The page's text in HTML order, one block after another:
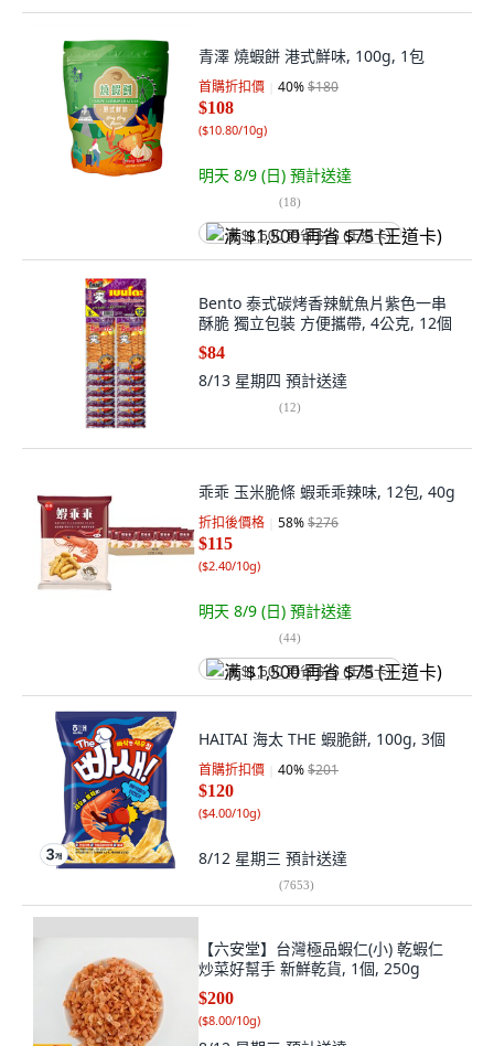
青澤 燒蝦餅 港式鮮味, 100g, 1包
首購折扣價 40%$180
$108
($10.80/10g)
明天 8/9 (日) 預計送達
(18)
满 $1,500 再省 $75 (王道卡)
Bento 泰式碳烤香辣魷魚片紫色一串
酥脆 獨立包裝 方便攜帶, 4公克, 12個
$84
8/13 星期四 預計送達
(12)
乖乖 玉米脆條 蝦乖乖辣味, 12包, 40g
折扣後價格 58%$276
$115
($2.40/10g)
明天 8/9 (日) 預計送達
(44)
满 $1,500 再省 $75 (王道卡)
HAITAI 海太 THE 蝦脆餅, 100g, 3個
首購折扣價 40%$201
$120
($4.00/10g)
8/12 星期三 預計送達
(7653)
【六安堂】台灣極品蝦仁(小) 乾蝦仁
炒菜好幫手 新鮮乾貨, 1個, 250g
$200
($8.00/10g)